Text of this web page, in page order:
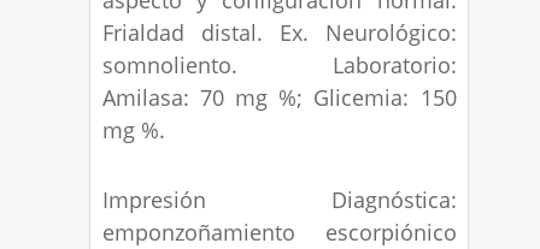
Frialdad distal. Ex. Neurológico:
somnoliento. Laboratorio:
Amilasa: 70 mg %; Glicemia: 150
mg %.
Impresión Diagnóstica:
emponzoñamiento escorpiónico